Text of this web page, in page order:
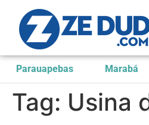
Parauapebas Marabá
Tag: Usina